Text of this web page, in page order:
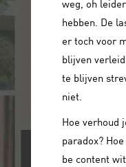
hebben. De
er toch voor
blijven
te blijven
niet.
Hoe verhoud
paradox?
be content